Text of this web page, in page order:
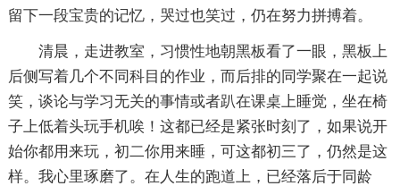
留下一段宝贵的记忆，哭过也笑过，仍在努力拼搏着。
清晨，走进教室，习惯性地朝黑板看了一眼，黑板上
后侧写着几个不同科目的作业，而后排的同学聚在一起说
笑，谈论与学习无关的事情或者趴在课桌上睡觉，坐在椅
子上低着头玩手机唉！这都已经是紧张时刻了，如果说开
始你都用来玩，初二你用来睡，可这都初三了，仍然是这
样。我心里琢磨了。在人生的跑道上，已经落后于同龄